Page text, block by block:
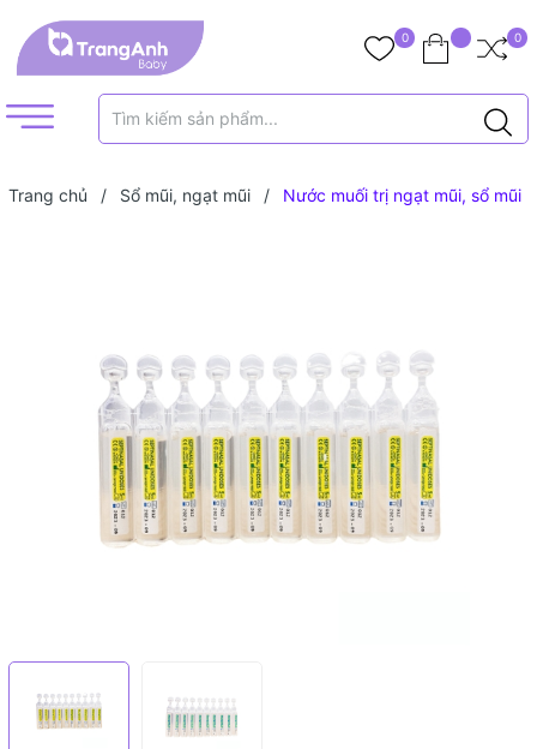
0 0
Trang chủ / Sổ mũi, ngạt mũi /
Nước muối trị ngạt mũi, sổ mũi